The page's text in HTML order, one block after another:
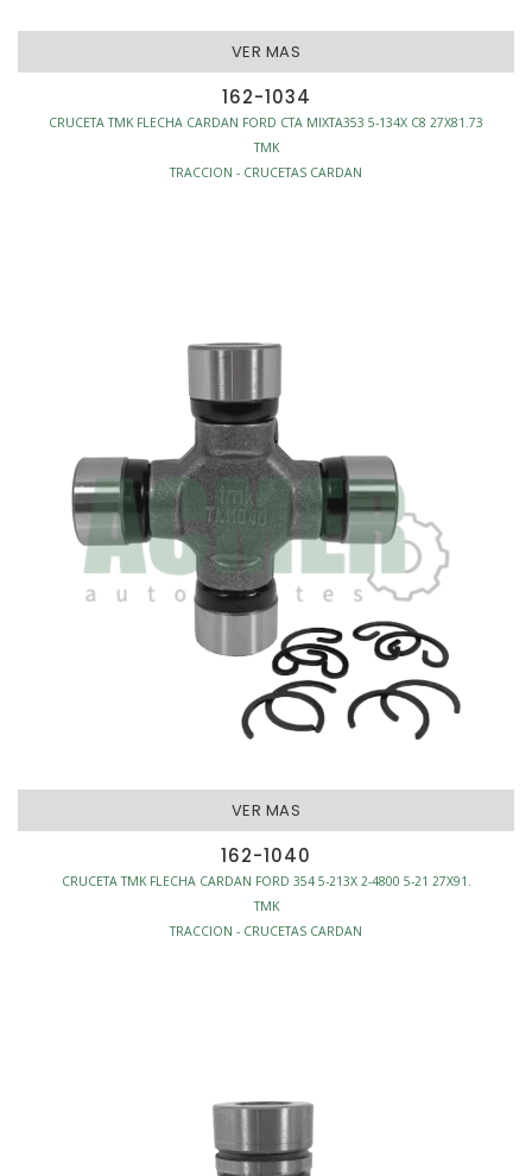
VER MAS
162-1034
CRUCETA TMK FLECHA CARDAN FORD CTA MIXTA353 5-134X C8 27X81.73
TMK
TRACCION - CRUCETAS CARDAN
VER MAS
162-1040
CRUCETA TMK FLECHA CARDAN FORD 354 5-213X 2-4800 5-21 27X91.
TMK
TRACCION - CRUCETAS CARDAN